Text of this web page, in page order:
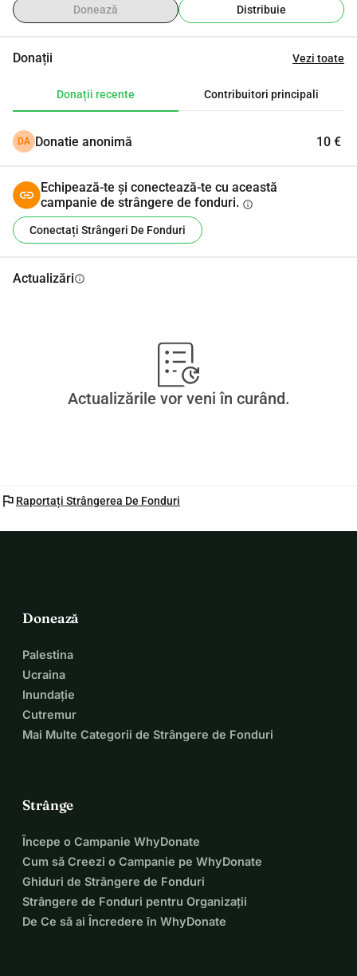
Donează Distribuie
Donații Vezi toate
Donații recente Contribuitori principali
DA Donatie anonimă 10 €
Echipează-te și conectează-te cu această
campanie de strângere de fonduri. info
Conectați Strângeri De Fonduri
Actualizăriinfo
Actualizările vor veni în curând.
flag Raportați Strângerea De Fonduri
Donează
Palestina
Ucraina
Inundație
Cutremur
Mai Multe Categorii de Strângere de Fonduri
Strânge
Începe o Campanie WhyDonate
Cum să Creezi o Campanie pe WhyDonate
Ghiduri de Strângere de Fonduri
Strângere de Fonduri pentru Organizații
De Ce să ai Încredere în WhyDonate